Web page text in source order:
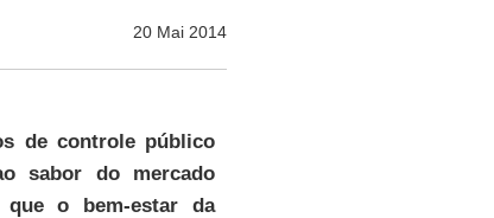
20 Mai 2014
de controle público
sabor do mercado
que o bem-estar da